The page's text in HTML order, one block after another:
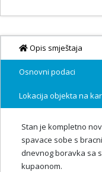
Opis smještaja
Osnovni podaci
Lokacija objekta na
Stan je kompletno
spavace sobe s
dnevnog boravka sa
kupaonom.